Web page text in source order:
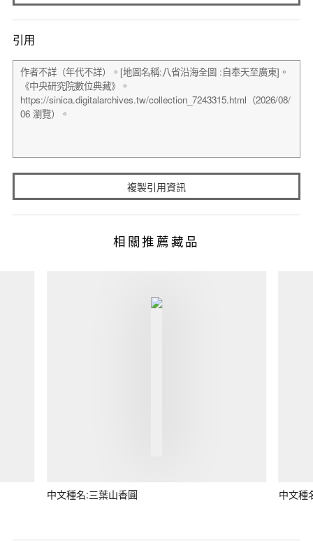
引用
複製引用資訊
相關推薦藏品
中文種名:三葉山香圓 中文種